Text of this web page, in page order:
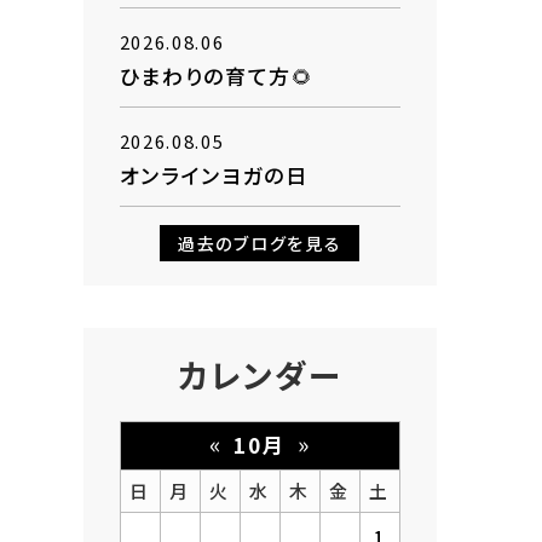
2026.08.06
ひまわりの育て方🌻
2026.08.05
オンラインヨガの日
過去のブログを見る
カレンダー
« 10月 »
日 月 火 水 木 金
土